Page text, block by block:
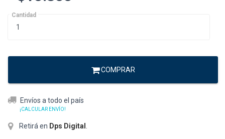
Cantidad
COMPRAR
Envíos a todo el país
¡CALCULAR ENVÍO!
Retirá en Dps Digital